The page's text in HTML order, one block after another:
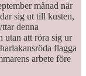
månad när
sig ut till kusten,
denna
utan att röra sig ur
flagga
arbete före